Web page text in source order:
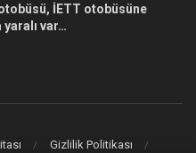
İETT otobüsüne
yaralı var…
Gizlilik Politikası